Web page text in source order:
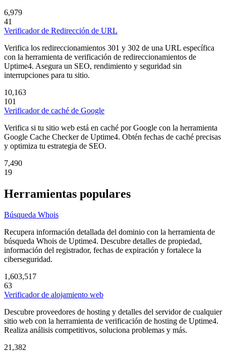
6,979
41
Verificador de Redirección de URL
Verifica los redireccionamientos 301 y 302 de una URL específica
con la herramienta de verificación de redireccionamientos de
Uptime4. Asegura un SEO, rendimiento y seguridad sin
interrupciones para tu sitio.
10,163
101
Verificador de caché de Google
Verifica si tu sitio web está en caché por Google con la herramienta
Google Cache Checker de Uptime4. Obtén fechas de caché precisas
y optimiza tu estrategia de SEO.
7,490
19
Herramientas populares
Búsqueda Whois
Recupera información detallada del dominio con la herramienta de
búsqueda Whois de Uptime4. Descubre detalles de propiedad,
información del registrador, fechas de expiración y fortalece la
ciberseguridad.
1,603,517
63
Verificador de alojamiento web
Descubre proveedores de hosting y detalles del servidor de cualquier
sitio web con la herramienta de verificación de hosting de Uptime4.
Realiza análisis competitivos, soluciona problemas y más.
21,382